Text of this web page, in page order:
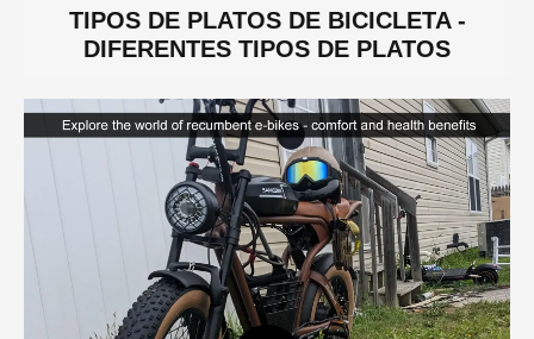
TIPOS DE PLATOS DE BICICLETA -
DIFERENTES TIPOS DE PLATOS